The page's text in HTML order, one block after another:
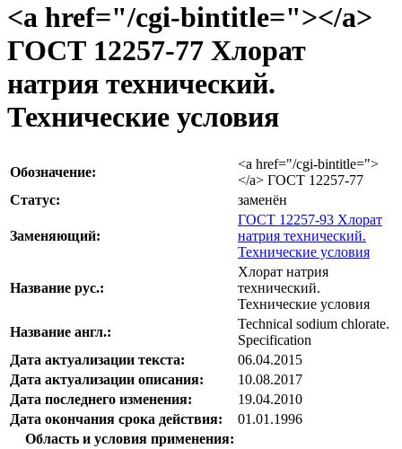
<a href="/cgi-bintitle="></a>
ГОСТ 12257-77 Хлорат
натрия технический.
Технические условия
Обозначение:
<a href="/cgi-bintitle=">
</a> ГОСТ 12257-77
Статус:
заменён
Заменяющий:
ГОСТ 12257-93 Хлорат
натрия технический.
Технические условия
Название рус.:
Хлорат натрия
технический.
Технические условия
Название англ.:
Technical sodium chlorate.
Specification
Дата актуализации текста:
06.04.2015
Дата актуализации описания:
10.08.2017
Дата последнего изменения:
19.04.2010
Дата окончания срока действия:
01.01.1996
Область и условия применения: